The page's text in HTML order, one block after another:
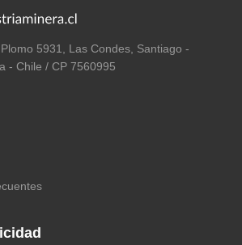
5931, Las Condes, Santiago -
- Chile / CP 7560995